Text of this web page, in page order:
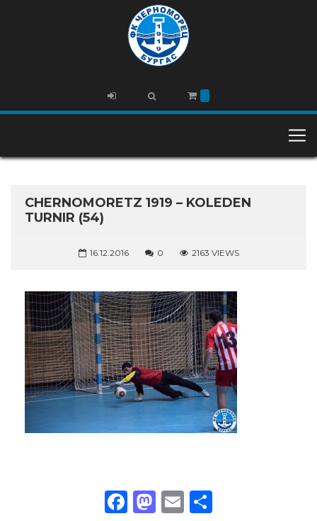
CHERNOMORETZ 1919 – KOLEDEN
TURNIR (54)
16.12.2016 0 2163 VIEWS
Facebook
Mastodon
Email